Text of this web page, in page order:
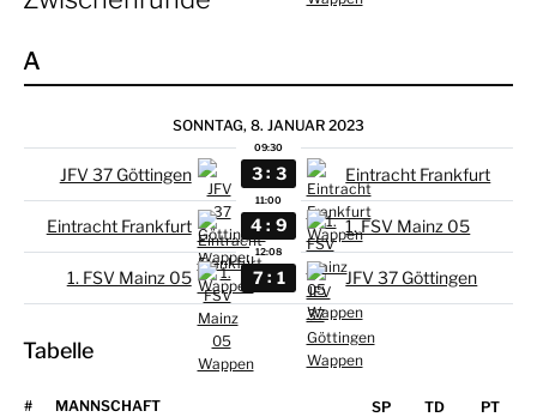
A
SONNTAG, 8. JANUAR 2023
09:30
JFV 37 Göttingen 3 : 3 Eintracht Frankfurt
11:00
Eintracht Frankfurt 4 : 9 1. FSV Mainz 05
12:08
1. FSV Mainz 05 7 : 1 JFV 37 Göttingen
Tabelle
# MANNSCHAFT